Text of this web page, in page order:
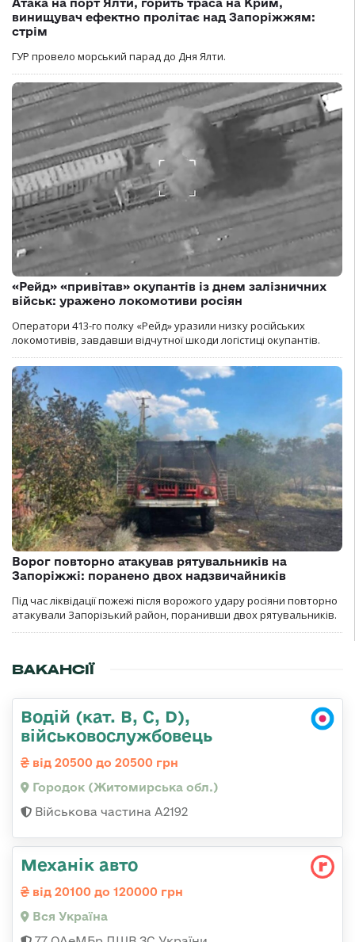
Атака на порт Ялти, горить траса на Крим,
винищувач ефектно пролітає над Запоріжжям:
стрім
ГУР провело морський парад до Дня Ялти.
«Рейд» «привітав» окупантів із днем залізничних
військ: уражено локомотиви росіян
Оператори 413-го полку «Рейд» уразили низку російських
локомотивів, завдавши відчутної шкоди логістиці окупантів.
Ворог повторно атакував рятувальників на
Запоріжжі: поранено двох надзвичайників
Під час ліквідації пожежі після ворожого удару росіяни повторно
атакували Запорізький район, поранивши двох рятувальників.
ВАКАНСІЇ
Водій (кат. B, C, D),
військовослужбовець
від 20500 до 20500 грн
Городок (Житомирська обл.)
Військова частина А2192
Механік авто
від 20100 до 120000 грн
Вся Україна